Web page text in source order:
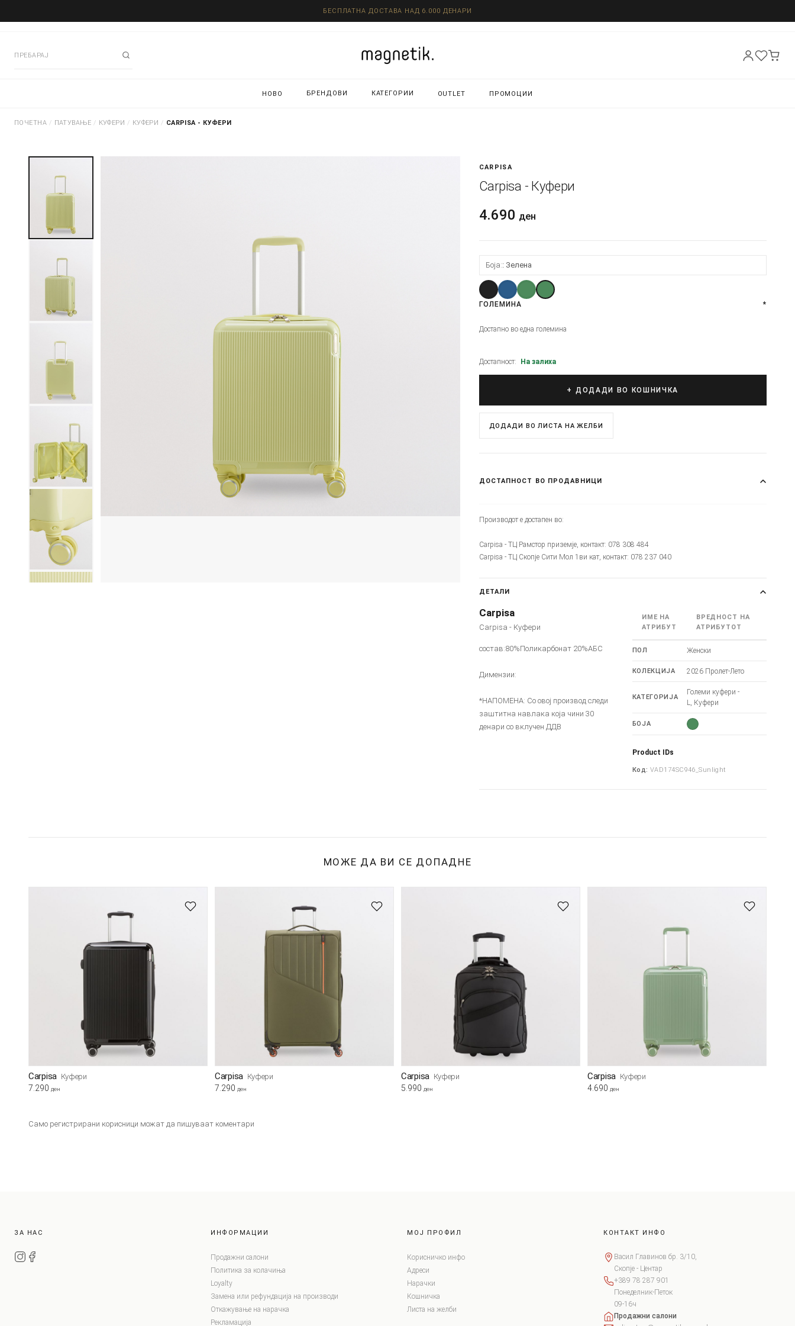
БЕСПЛАТНА ДОСТАВА НАД 6.000 ДЕНАРИ
НОВО БРЕНДОВИ КАТЕГОРИИ OUTLET ПРОМОЦИИ
ПОЧЕТНА / ПАТУВАЊЕ / КУФЕРИ / КУФЕРИ / CARPISA - КУФЕРИ
CARPISA
Carpisa - Куфери
4.690 ден
Боја: Зелена
ГОЛЕМИНА *
Достапно во една големина
Достапност: На залиха
+ ДОДАДИ ВО КОШНИЧКА
ДОДАДИ ВО ЛИСТА НА ЖЕЛБИ
ДОСТАПНОСТ ВО ПРОДАВНИЦИ
Производот е достапен во:
Carpisa - ТЦ Рамстор приземје, контакт: 078 308 484
Carpisa - ТЦ Скопје Сити Мол 1ви кат, контакт: 078 237 040
ДЕТАЛИ
Carpisa
Carpisa - Куфери
состав:80%Поликарбонат 20%АБС
Димензии:
*НАПОМЕНА: Со овој производ следи
заштитна навлака која чини 30
денари со вклучен ДДВ
ИМЕ НА
АТРИБУТ
ВРЕДНОСТ НА
АТРИБУТОТ
ПОЛ Женски
КОЛЕКЦИЈА 2026 Пролет-Лето
КАТЕГОРИЈА
Големи куфери -
L, Куфери
БОЈА
Product IDs
Код: VAD174SC946_Sunlight
МОЖЕ ДА ВИ СЕ ДОПАДНЕ
Carpisa Куфери
7.290 ден
Carpisa Куфери
7.290 ден
Carpisa Куфери
5.990 ден
Carpisa Куфери
4.690 ден
Само регистрирани корисници можат да пишуваат коментари
ЗА НАС ИНФОРМАЦИИ
Продажни салони
Политика за колачиња
Loyalty
Замена или рефундација на производи
Откажување на нарачка
Рекламација
МОЈ ПРОФИЛ
Корисничко инфо
Адреси
Нарачки
Кошничка
Листа на желби
КОНТАКТ ИНФО
Васил Главинов бр. 3/10,
Скопје - Центар
+389 78 287 901
Понеделник-Петок
09-16ч
Продажни салони